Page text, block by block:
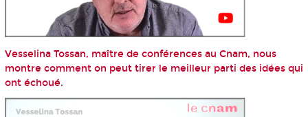
Vesselina Tossan, maître de conférences au Cnam, nous
montre comment on peut tirer le meilleur parti des idées qui
ont échoué.